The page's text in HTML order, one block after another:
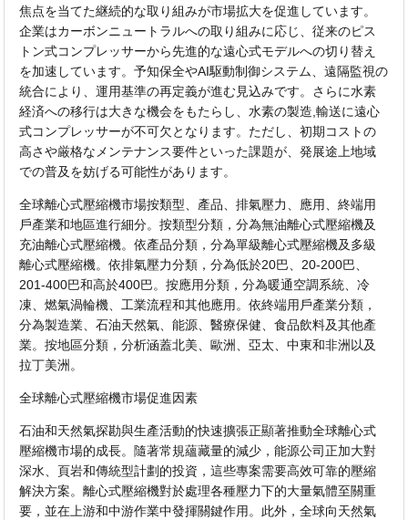
焦点を当てた継続的な取り組みが市場拡大を促進しています。
企業はカーボンニュートラルへの取り組みに応じ、従来のピス
トン式コンプレッサーから先進的な遠心式モデルへの切り替え
を加速しています。予知保全やAI駆動制御システム、遠隔監視の
統合により、運用基準の再定義が進む見込みです。さらに水素
経済への移行は大きな機会をもたらし、水素の製造,輸送に遠心
式コンプレッサーが不可欠となります。ただし、初期コストの
高さや厳格なメンテナンス要件といった課題が、発展途上地域
での普及を妨げる可能性があります。
全球離心式壓縮機市場按類型、產品、排氣壓力、應用、終端用
戶產業和地區進行細分。按類型分類，分為無油離心式壓縮機及
充油離心式壓縮機。依產品分類，分為單級離心式壓縮機及多級
離心式壓縮機。依排氣壓力分類，分為低於20巴、20-200巴、
201-400巴和高於400巴。按應用分類，分為暖通空調系統、冷
凍、燃氣渦輪機、工業流程和其他應用。依終端用戶產業分類，
分為製造業、石油天然氣、能源、醫療保健、食品飲料及其他產
業。按地區分類，分析涵蓋北美、歐洲、亞太、中東和非洲以及
拉丁美洲。
全球離心式壓縮機市場促進因素
石油和天然氣探勘與生產活動的快速擴張正顯著推動全球離心式
壓縮機市場的成長。隨著常規蘊藏量的減少，能源公司正加大對
深水、頁岩和傳統型計劃的投資，這些專案需要高效可靠的壓縮
解決方案。離心式壓縮機對於處理各種壓力下的大量氣體至關重
要，並在上游和中游作業中發揮關鍵作用。此外，全球向天然氣